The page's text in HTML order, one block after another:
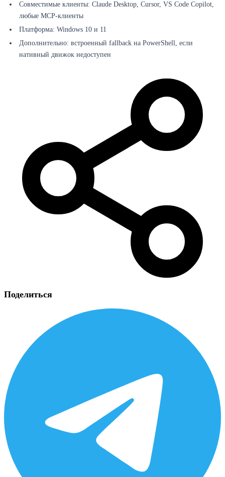
Совместимые клиенты: Claude Desktop, Cursor, VS Code Copilot,
любые MCP-клиенты
Платформа: Windows 10 и 11
Дополнительно: встроенный fallback на PowerShell, если
нативный движок недоступен
Поделиться